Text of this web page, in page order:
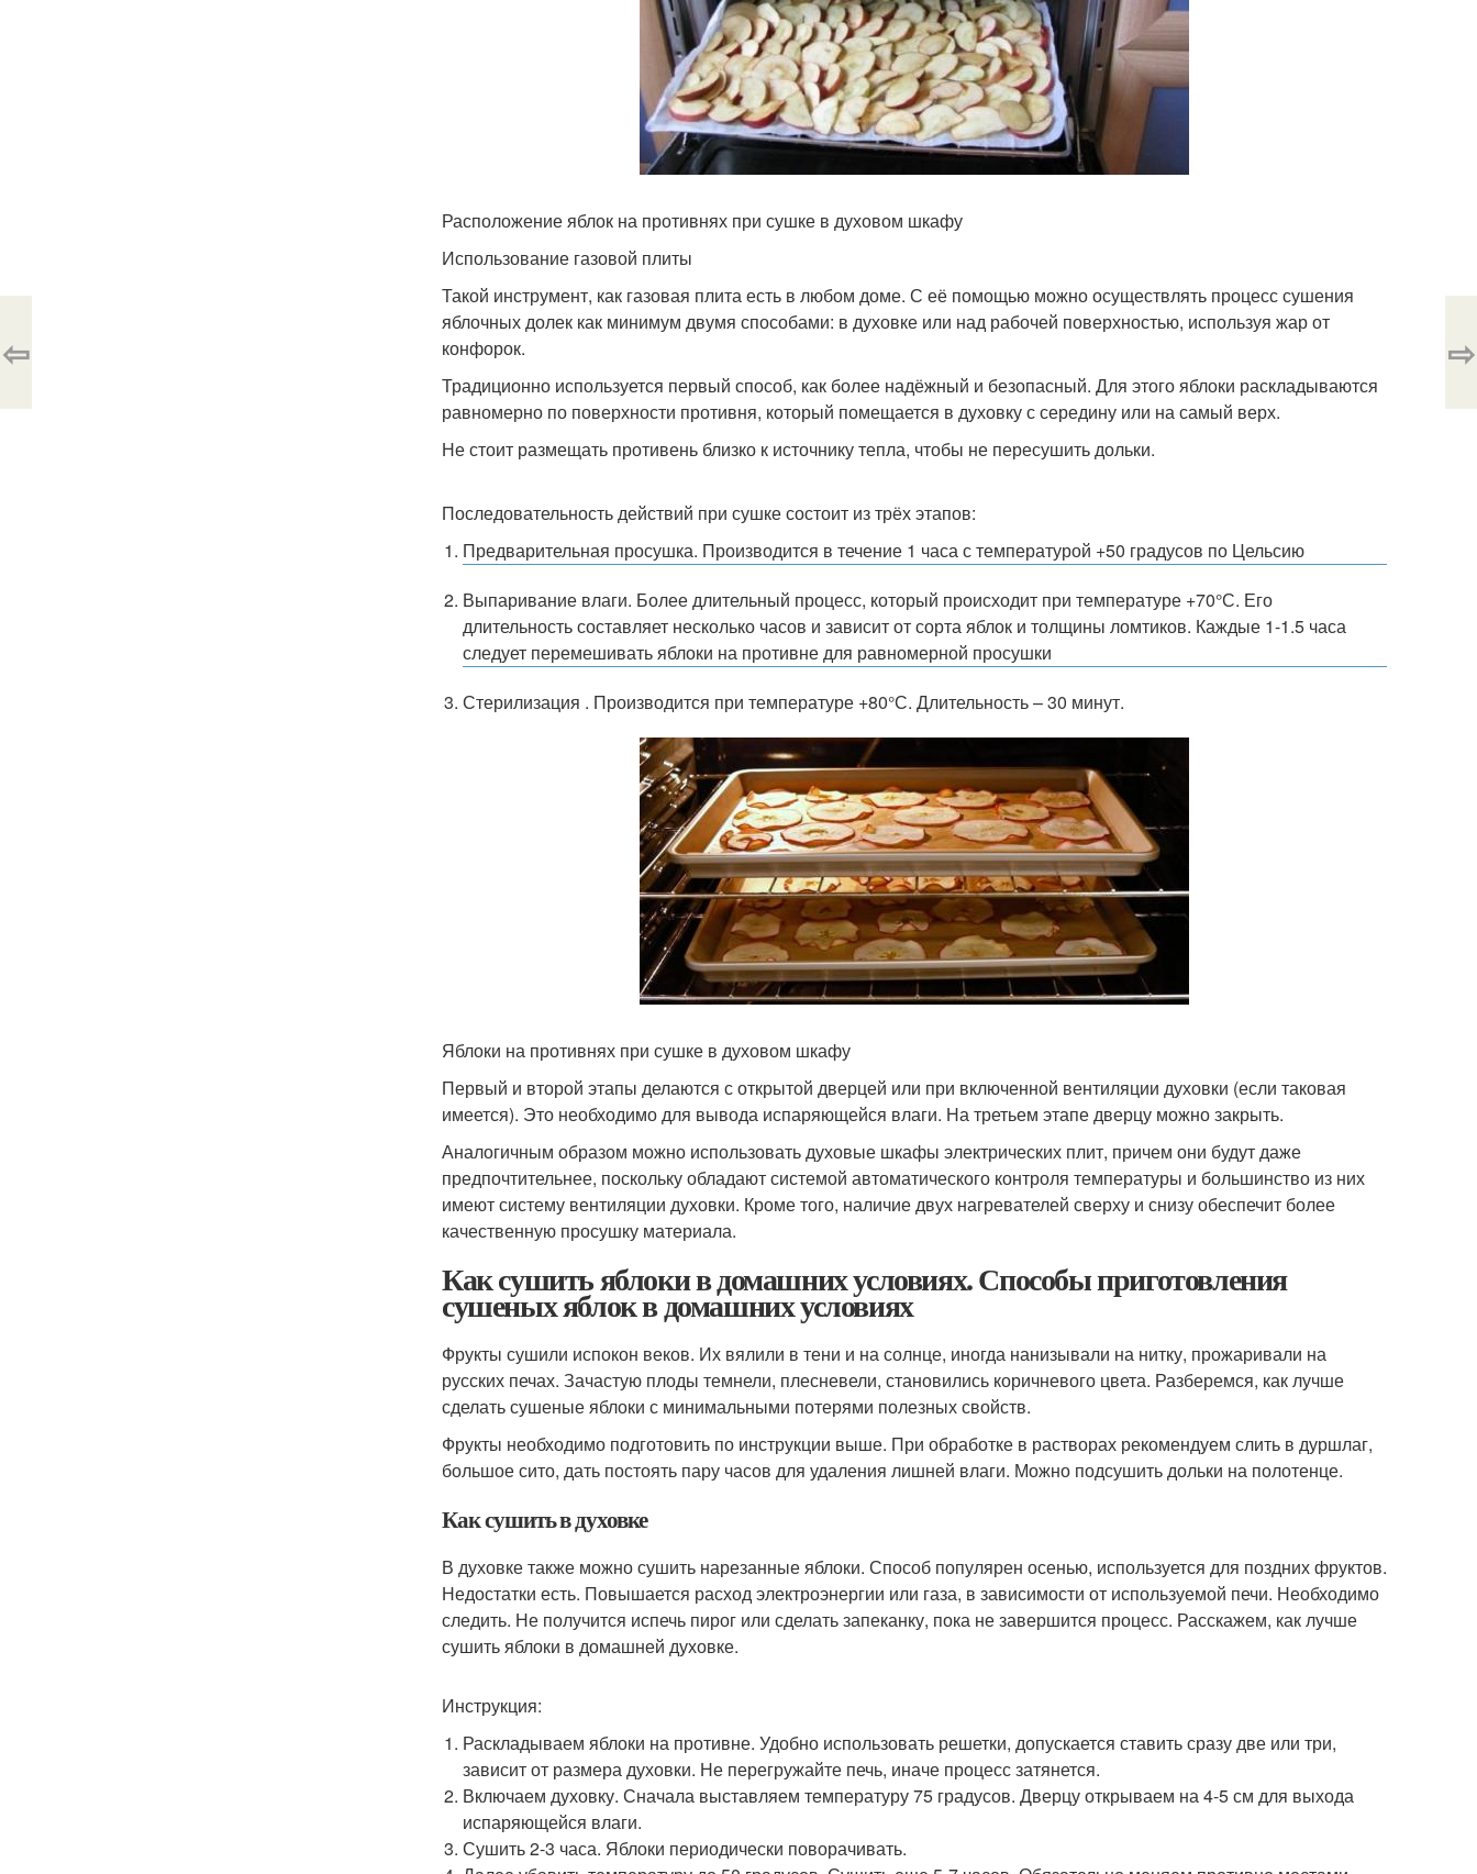
Расположение яблок на противнях при сушке в духовом шкафу
Использование газовой плиты
Такой инструмент, как газовая плита есть в любом доме. С её помощью можно осуществлять процесс сушения
яблочных долек как минимум двумя способами: в духовке или над рабочей поверхностью, используя жар от
конфорок.
Традиционно используется первый способ, как более надёжный и безопасный. Для этого яблоки раскладываются
равномерно по поверхности противня, который помещается в духовку с середину или на самый верх.
Не стоит размещать противень близко к источнику тепла, чтобы не пересушить дольки.
Последовательность действий при сушке состоит из трёх этапов:
Предварительная просушка. Производится в течение 1 часа с температурой +50 градусов по Цельсию
Выпаривание влаги. Более длительный процесс, который происходит при температуре +70°С. Его
длительность составляет несколько часов и зависит от сорта яблок и толщины ломтиков. Каждые 1-1.5 часа
следует перемешивать яблоки на противне для равномерной просушки
Стерилизация . Производится при температуре +80°С. Длительность – 30 минут.
Яблоки на противнях при сушке в духовом шкафу
Первый и второй этапы делаются с открытой дверцей или при включенной вентиляции духовки (если таковая
имеется). Это необходимо для вывода испаряющейся влаги. На третьем этапе дверцу можно закрыть.
Аналогичным образом можно использовать духовые шкафы электрических плит, причем они будут даже
предпочтительнее, поскольку обладают системой автоматического контроля температуры и большинство из них
имеют систему вентиляции духовки. Кроме того, наличие двух нагревателей сверху и снизу обеспечит более
качественную просушку материала.
Как сушить яблоки в домашних условиях. Способы приготовления
сушеных яблок в домашних условиях
Фрукты сушили испокон веков. Их вялили в тени и на солнце, иногда нанизывали на нитку, прожаривали на
русских печах. Зачастую плоды темнели, плесневели, становились коричневого цвета. Разберемся, как лучше
сделать сушеные яблоки с минимальными потерями полезных свойств.
Фрукты необходимо подготовить по инструкции выше. При обработке в растворах рекомендуем слить в дуршлаг,
большое сито, дать постоять пару часов для удаления лишней влаги. Можно подсушить дольки на полотенце.
Как сушить в духовке
В духовке также можно сушить нарезанные яблоки. Способ популярен осенью, используется для поздних фруктов.
Недостатки есть. Повышается расход электроэнергии или газа, в зависимости от используемой печи. Необходимо
следить. Не получится испечь пирог или сделать запеканку, пока не завершится процесс. Расскажем, как лучше
сушить яблоки в домашней духовке.
Инструкция:
Раскладываем яблоки на противне. Удобно использовать решетки, допускается ставить сразу две или три,
зависит от размера духовки. Не перегружайте печь, иначе процесс затянется.
Включаем духовку. Сначала выставляем температуру 75 градусов. Дверцу открываем на 4-5 см для выхода
испаряющейся влаги.
Сушить 2-3 часа. Яблоки периодически поворачивать.
⇦ ⇨